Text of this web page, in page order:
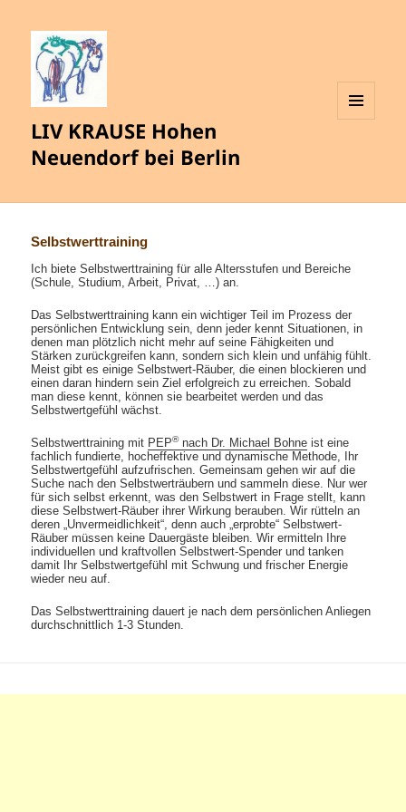
LIV KRAUSE Hohen
Neuendorf bei Berlin
Selbstwerttraining
Ich biete Selbstwerttraining für alle Altersstufen und Bereiche
(Schule, Studium, Arbeit, Privat, …) an.
Das Selbstwerttraining kann ein wichtiger Teil im Prozess der
persönlichen Entwicklung sein, denn jeder kennt Situationen, in
denen man plötzlich nicht mehr auf seine Fähigkeiten und
Stärken zurückgreifen kann, sondern sich klein und unfähig fühlt.
Meist gibt es einige Selbstwert-Räuber, die einen blockieren und
einen daran hindern sein Ziel erfolgreich zu erreichen. Sobald
man diese kennt, können sie bearbeitet werden und das
Selbstwertgefühl wächst.
Selbstwerttraining mit PEP®nach Dr. Michael Bohne ist eine
fachlich fundierte, hocheffektive und dynamische Methode, Ihr
Selbstwertgefühl aufzufrischen. Gemeinsam gehen wir auf die
Suche nach den Selbstwerträubern und sammeln diese. Nur wer
für sich selbst erkennt, was den Selbstwert in Frage stellt, kann
diese Selbstwert-Räuber ihrer Wirkung berauben. Wir rütteln an
deren „Unvermeidlichkeit“, denn auch „erprobte“ Selbstwert-
Räuber müssen keine Dauergäste bleiben. Wir ermitteln Ihre
individuellen und kraftvollen Selbstwert-Spender und tanken
damit Ihr Selbstwertgefühl mit Schwung und frischer Energie
wieder neu auf.
Das Selbstwerttraining dauert je nach dem persönlichen Anliegen
durchschnittlich 1-3 Stunden.